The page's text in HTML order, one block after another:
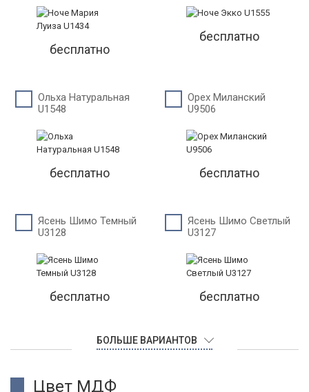
бесплатно
бесплатно
Ольха Натуральная
U1548
бесплатно
Орех Миланский
U9506
бесплатно
Ясень Шимо Темный
U3128
бесплатно
Ясень Шимо Светлый
U3127
бесплатно
БОЛЬШЕ ВАРИАНТОВ
Цвет МДФ